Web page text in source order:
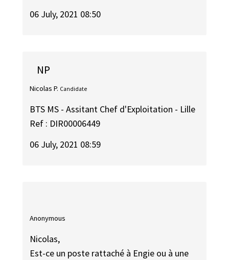
06 July, 2021 08:50
NP
Nicolas P. Candidate
BTS MS - Assitant Chef d'Exploitation - Lille
Ref : DIR00006449
06 July, 2021 08:59
Anonymous
Nicolas,
Est-ce un poste rattaché à Engie ou à une